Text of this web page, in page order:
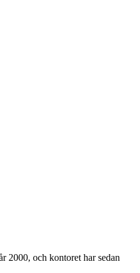
2000, och kontoret har sedan